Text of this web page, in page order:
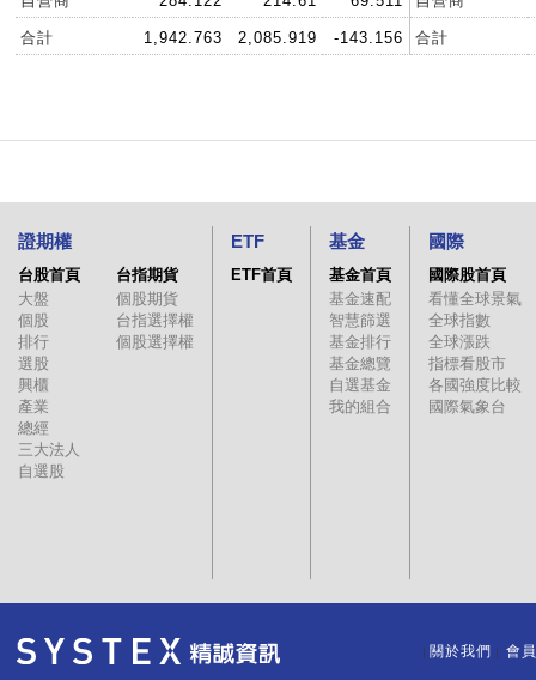
合計 1,942.763 2,085.919 -143.156 合計
證期權
台股首頁
大盤
個股
排行
選股
興櫃
產業
總經
三大法人
自選股
台指期貨
個股期貨
台指選擇權
個股選擇權
ETF
ETF首頁
基金
基金首頁
基金速配
智慧篩選
基金排行
基金總覽
自選基金
我的組合
國際
國際股首頁
看懂全球景氣
全球指數
全球漲跌
指標看股市
各國強度比較
國際氣象台
關於我們 會